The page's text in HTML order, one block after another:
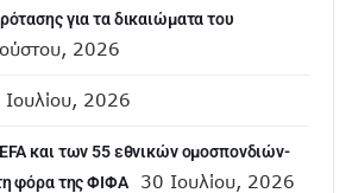
για τα δικαιώματα του
2026
2026
και των 55 εθνικών ομοσπονδιών-
φόρα της ΦΙΦΑ
30 Ιουλίου, 2026